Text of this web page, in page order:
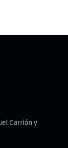
Carrión y